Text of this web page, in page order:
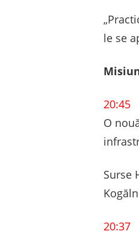
le se
20:45
O
Surse
20:37